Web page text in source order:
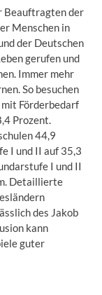
Beauftragten der
Menschen in
der Deutschen
gerufen und
Immer mehr
So besuchen
Förderbedarf
Prozent.
44,9
I und II auf 35,3
I und II
Detaillierte
des Jakob
kann
guter